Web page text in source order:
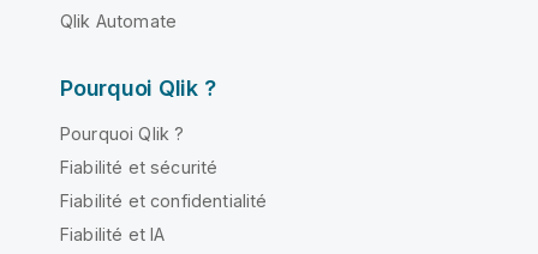
Qlik Automate
Pourquoi Qlik ?
Pourquoi Qlik ?
Fiabilité et sécurité
Fiabilité et confidentialité
Fiabilité et IA